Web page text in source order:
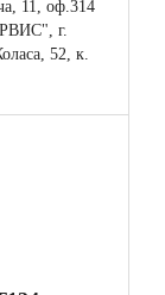
11, оф.314
г.
52, к.